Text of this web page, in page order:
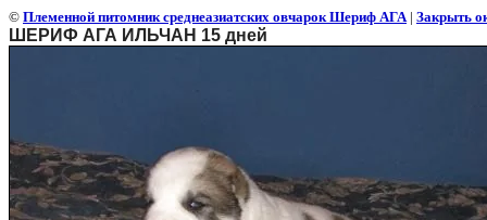
© Племенной питомник среднеазиатских овчарок Шериф АГА| Закрыть
ШЕРИФ АГА ИЛЬЧАН 15 дней